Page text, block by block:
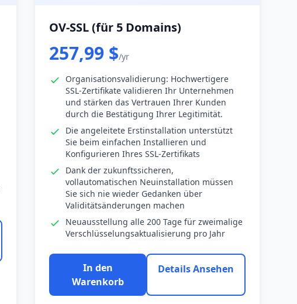
OV-SSL (für 5 Domains)
257,99 $/yr
Organisationsvalidierung: Hochwertigere
SSL-Zertifikate validieren Ihr Unternehmen
und stärken das Vertrauen Ihrer Kunden
durch die Bestätigung Ihrer Legitimität.
Die angeleitete Erstinstallation unterstützt
Sie beim einfachen Installieren und
Konfigurieren Ihres SSL-Zertifikats
Dank der zukunftssicheren,
vollautomatischen Neuinstallation müssen
Sie sich nie wieder Gedanken über
Validitätsänderungen machen
Neuausstellung alle 200 Tage für zweimalige
Verschlüsselungsaktualisierung pro Jahr
In den
Warenkorb
Details Ansehen